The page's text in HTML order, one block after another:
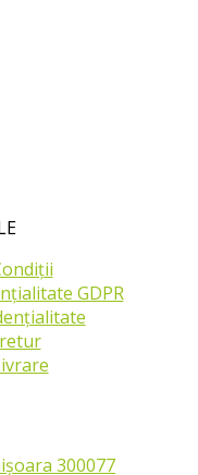
GDPR
300077